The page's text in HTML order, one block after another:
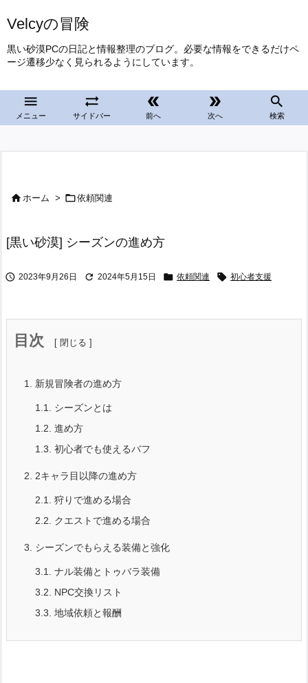
Velcyの冒険
黒い砂漠PCの日記と情報整理のブログ。必要な情報をできるだけペ
ージ遷移少なく見られるようにしています。

メニュー

サイドバー

前へ

次へ

検索
ホーム > 依頼関連
[黒い砂漠] シーズンの進め方
 2023年9月26日  2024年5月15日  依頼関連  初心者支援
目次
1. 新規冒険者の進め方
1.1.
シーズンとは
1.2. 進め方
1.3. 初心者でも使えるバフ
2. 2キャラ目以降の進め方
2.1.
狩りで進める場合
2.2.
クエストで進める場合
3. シーズンでもらえる装備と強化
3.1.
ナル装備とトゥバラ装備
3.2.
NPC交換リスト
3.3. 地域依頼と報酬